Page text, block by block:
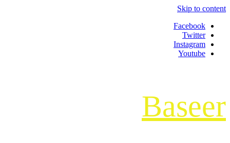
Skip to content
Facebook
Twitter
Instagram
Youtube
Baseer